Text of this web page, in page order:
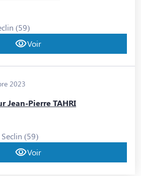
(59)
Voir
2023
Jean-Pierre TAHRI
Seclin (59)
Voir